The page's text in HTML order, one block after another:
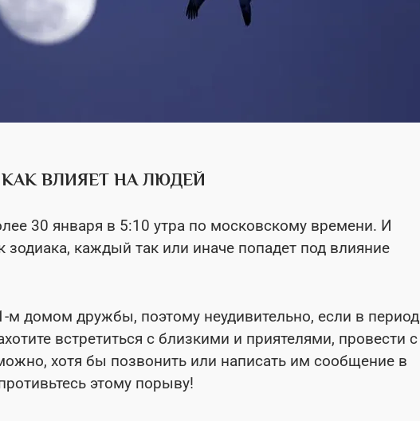
ВЛИЯЕТ НА ЛЮДЕЙ
30 января в 5:10 утра по московскому времени. И
каждый так или иначе попадет под влияние
м домом дружбы, поэтому неудивительно, если в период
встретиться с близкими и приятелями, провести с
хотя бы позвонить или написать им сообщение в
этому порыву!